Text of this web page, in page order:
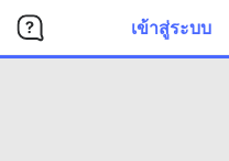
เข้าสู่ระบบ